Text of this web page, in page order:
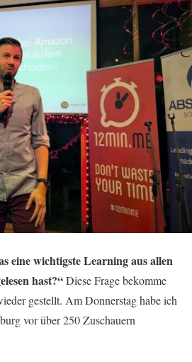
eine wichtigste Learning aus allen
hast?“Diese Frage bekomme
gestellt. Am Donnerstag habe ich
vor über 250 Zuschauern